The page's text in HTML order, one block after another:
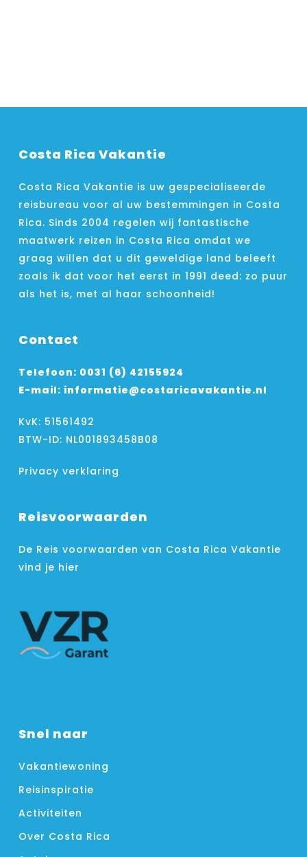
Costa Rica Vakantie
Costa Rica Vakantie is uw gespecialiseerde
reisbureau voor al uw bestemmingen in Costa
Rica. Sinds 2004 regelen wij fantastische
maatwerk reizen in Costa Rica omdat we
graag willen dat u dit geweldige land beleeft
zoals ik dat voor het eerst in 1991 deed: zo puur
als het is, met al haar schoonheid!
Contact
Telefoon: 0031 (6) 42155924
E-mail: informatie@costaricavakantie.nl
KvK: 51561492
BTW-ID: NL001893458B08
Privacy verklaring
Reisvoorwaarden
De Reis voorwaarden van Costa Rica Vakantie
vind je hier
Snel naar
Vakantiewoning
Reisinspiratie
Activiteiten
Over Costa Rica